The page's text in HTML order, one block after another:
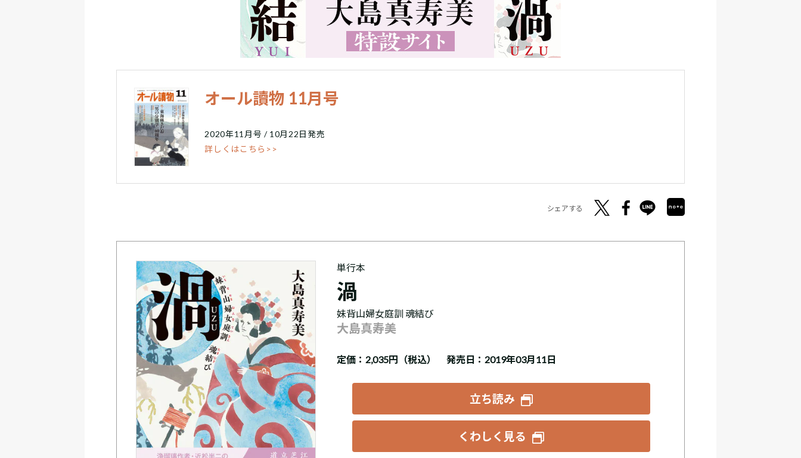
オール讀物 11月号
2020年11月号 / 10月22日発売
詳しくはこちら>>
シェアする
単行本
渦
妹背山婦女庭訓 魂結び
大島真寿美
定価： 2,035円（税込） 発売日：2019年03月11日
立ち読み
くわしく見る